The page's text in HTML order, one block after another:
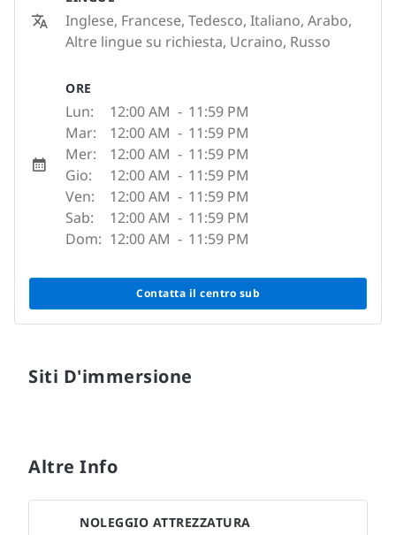
Inglese, Francese, Tedesco, Italiano, Arabo,
Altre lingue su richiesta, Ucraino, Russo
ORE
Lun: 12:00 AM - 11:59 PM
Mar:
12:00 AM - 11:59 PM
Mer:
12:00 AM - 11:59 PM
Gio:
12:00 AM - 11:59 PM
Ven:
12:00 AM - 11:59 PM
Sab:
12:00 AM - 11:59 PM
Dom: 12:00 AM - 11:59 PM
Contatta il centro sub
Siti D'immersione
Altre Info
NOLEGGIO ATTREZZATURA